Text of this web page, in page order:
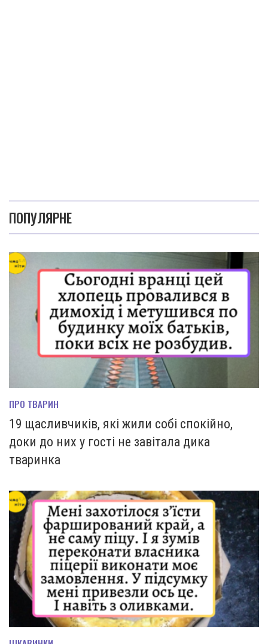
ПОПУЛЯРНЕ
ПРО ТВАРИН
19 щасливчиків, які жили собі спокійно,
доки до них у гості не завітала дика
тваринка